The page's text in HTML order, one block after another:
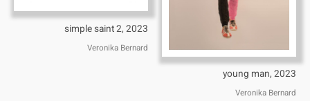
young man, 2023
Veronika Bernard
simple saint 2, 2023
Veronika Bernard